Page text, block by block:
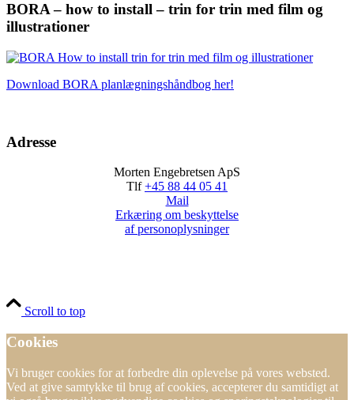
BORA – how to install – trin for trin med film og
illustrationer
Download BORA planlægningshåndbog her!
Adresse
Morten Engebretsen ApS
Tlf+45 88 44 05 41
Mail
Erkæring om beskyttelse
af personoplysninger
Scroll to top
Cookies
Vi bruger cookies for at forbedre din oplevelse på vores websted.
Ved at give samtykke til brug af cookies, accepterer du samtidigt at